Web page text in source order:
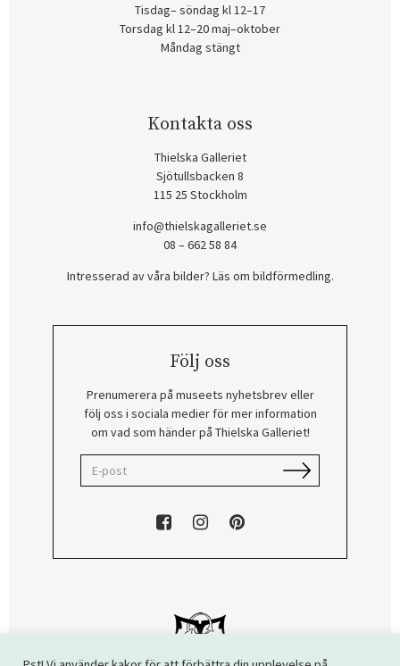
Tisdag– söndag kl 12–17
Torsdag kl 12–20 maj–oktober
Måndag stängt
Kontakta oss
Thielska Galleriet
Sjötullsbacken 8
115 25 Stockholm
info@thielskagalleriet.se
08 – 662 58 84
Intresserad av våra bilder? Läs om bildförmedling.
Följ oss
Prenumerera på museets nyhetsbrev eller
följ oss i sociala medier för mer information
om vad som händer på Thielska Galleriet!